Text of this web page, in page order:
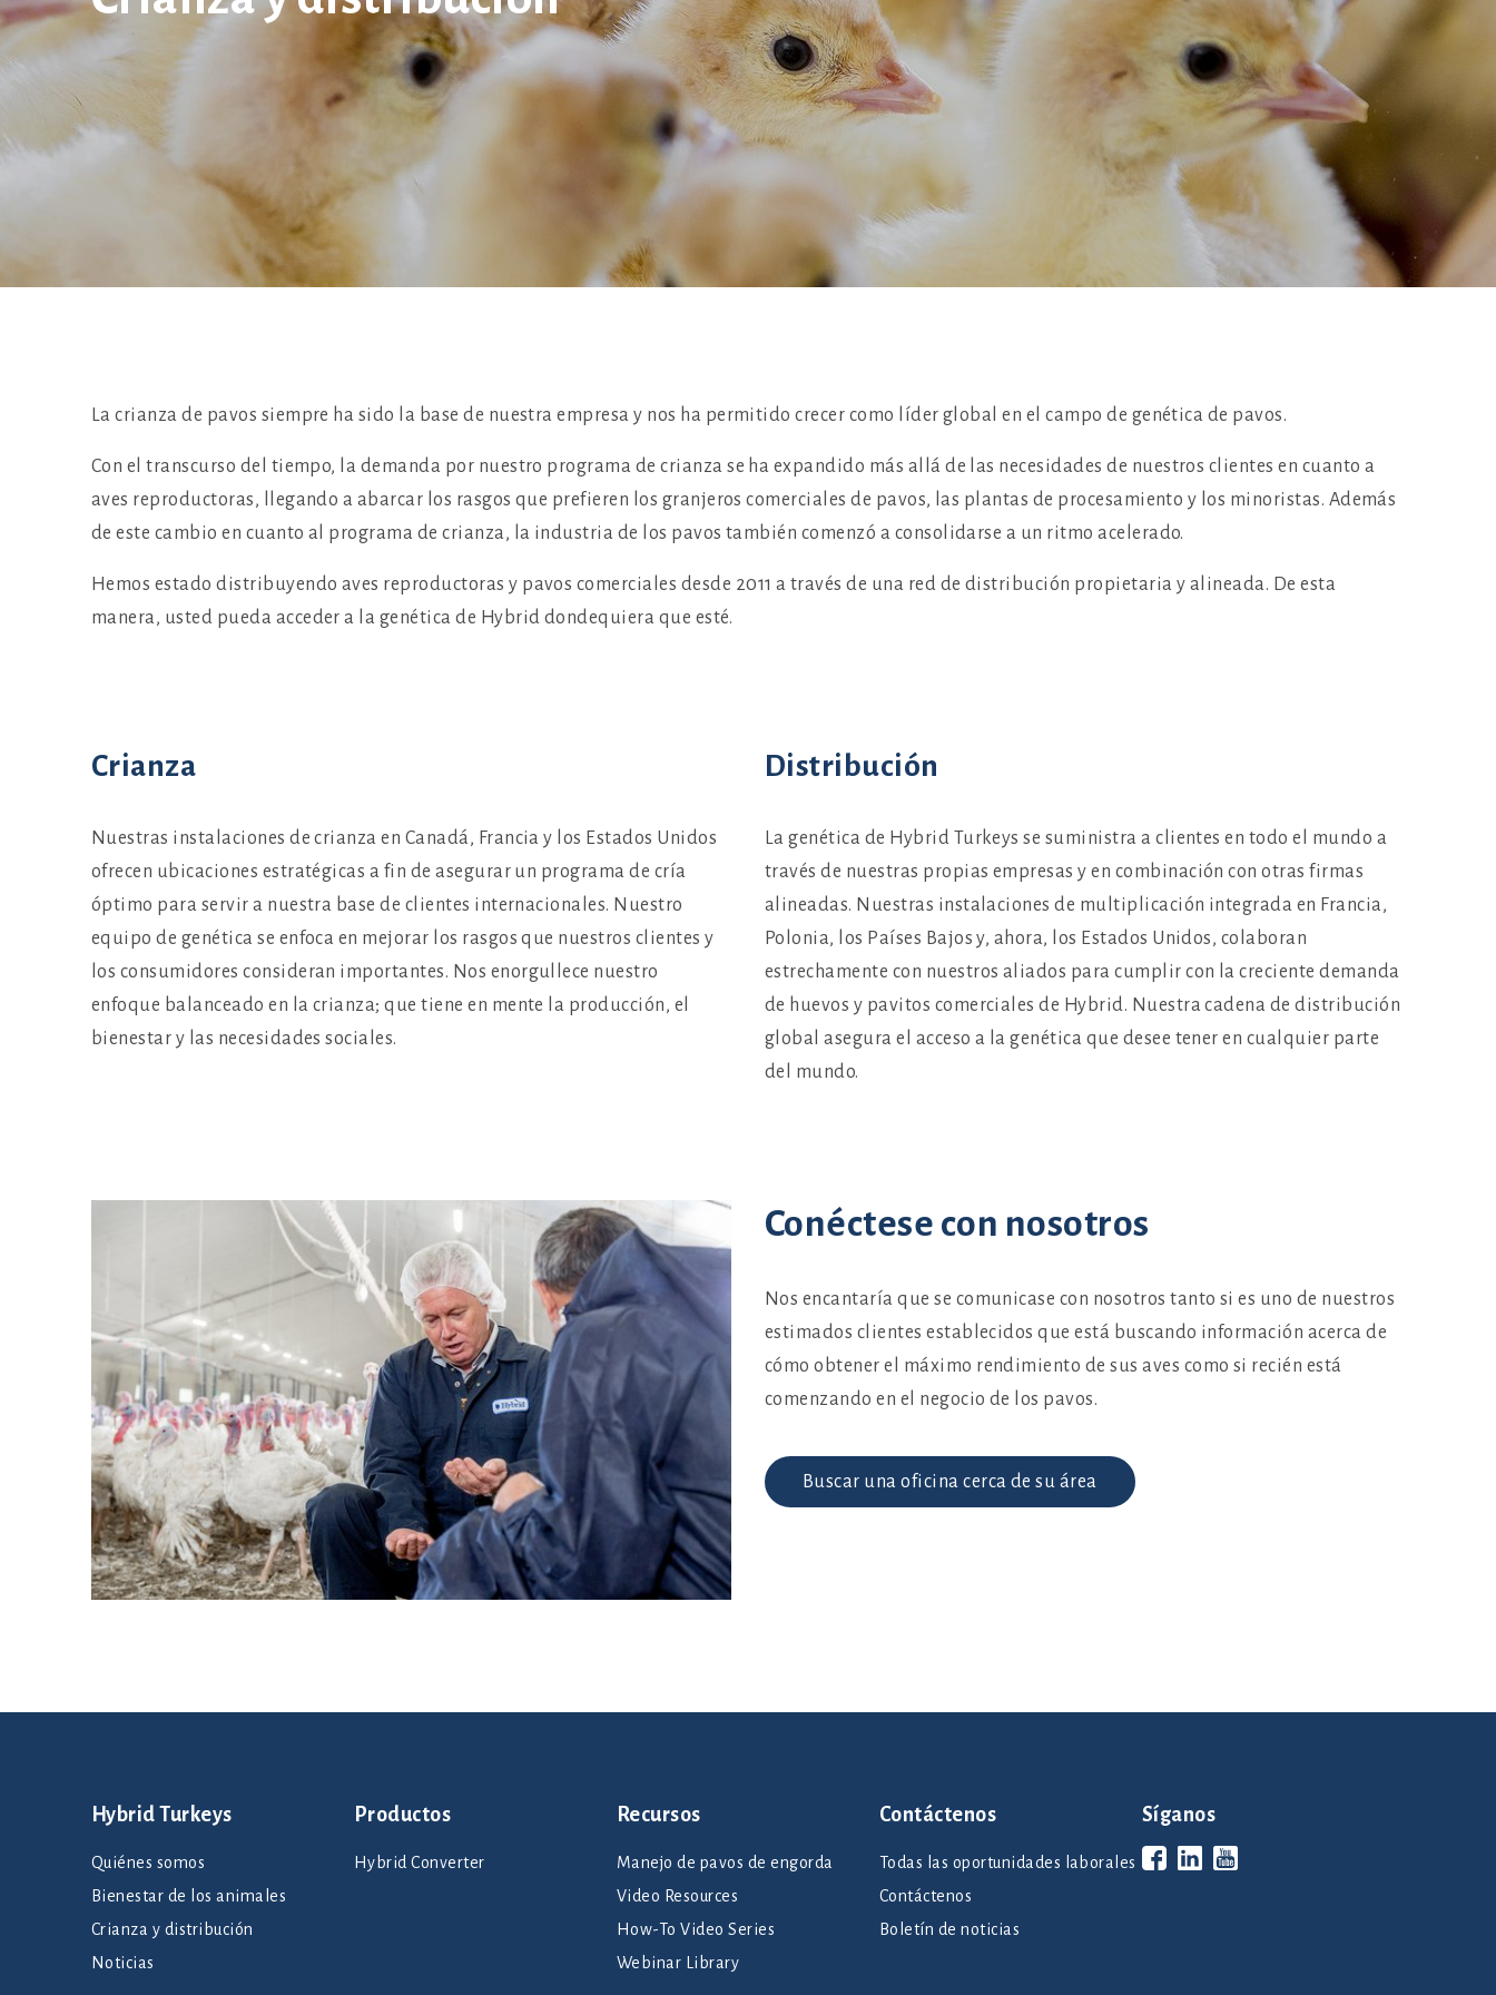
Preparación
La crianza de pavos siempre ha sido la base de nuestra empresa y nos ha permitido crecer como líder global en el campo de genética de pavos.
Con el transcurso del tiempo, la demanda por nuestro programa de crianza se ha expandido más allá de las necesidades de nuestros clientes en cuanto a
aves reproductoras, llegando a abarcar los rasgos que prefieren los granjeros comerciales de pavos, las plantas de procesamiento y los minoristas. Además
de este cambio en cuanto al programa de crianza, la industria de los pavos también comenzó a consolidarse a un ritmo acelerado.
Hemos estado distribuyendo aves reproductoras y pavos comerciales desde 2011 a través de una red de distribución propietaria y alineada. De esta
manera, usted pueda acceder a la genética de Hybrid dondequiera que esté.
Crianza
Nuestras instalaciones de crianza en Canadá, Francia y los Estados Unidos
ofrecen ubicaciones estratégicas a fin de asegurar un programa de cría
óptimo para servir a nuestra base de clientes internacionales. Nuestro
equipo de genética se enfoca en mejorar los rasgos que nuestros clientes y
los consumidores consideran importantes. Nos enorgullece nuestro
enfoque balanceado en la crianza; que tiene en mente la producción, el
bienestar y las necesidades sociales.
Distribución
La genética de Hybrid Turkeys se suministra a clientes en todo el mundo a
través de nuestras propias empresas y en combinación con otras firmas
alineadas. Nuestras instalaciones de multiplicación integrada en Francia,
Polonia, los Países Bajos y, ahora, los Estados Unidos, colaboran
estrechamente con nuestros aliados para cumplir con la creciente demanda
de huevos y pavitos comerciales de Hybrid. Nuestra cadena de distribución
global asegura el acceso a la genética que desee tener en cualquier parte
del mundo.
Conéctese con nosotros
Nos encantaría que se comunicase con nosotros tanto si es uno de nuestros
estimados clientes establecidos que está buscando información acerca de
cómo obtener el máximo rendimiento de sus aves como si recién está
comenzando en el negocio de los pavos.
Buscar una oficina cerca de su área
Hybrid Turkeys
Quiénes somos
Bienestar de los animales
Crianza y distribución
Noticias
Productos
Hybrid Converter
Recursos
Manejo de pavos de engorda
Video Resources
How-To Video Series
Webinar Library
Contáctenos
Todas las oportunidades laborales
Contáctenos
Boletín de noticias
Síganos